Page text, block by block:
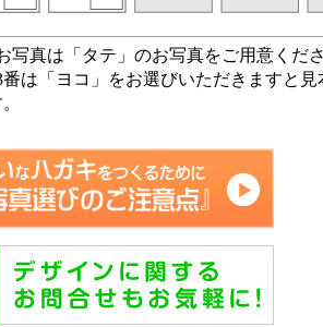
写真は「タテ」のお写真をご用意くださ
は「ヨコ」をお選びいただきますと見